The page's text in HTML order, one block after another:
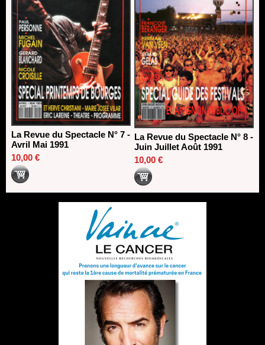
La Revue du Spectacle N° 7 -
Avril Mai 1991
10,00 €
La Revue du Spectacle N° 8 -
Juin Juillet Août 1991
10,00 €